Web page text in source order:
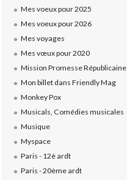
Mes voeux pour 2025
Mes voeux pour 2026
Mes voyages
Mes vœux pour 2020
Mission Promesse Républicaine
Mon billet dans Friendly Mag
Monkey Pox
Musicals, Comédies musicales
Musique
Myspace
Paris - 12è ardt
Paris - 20ème ardt